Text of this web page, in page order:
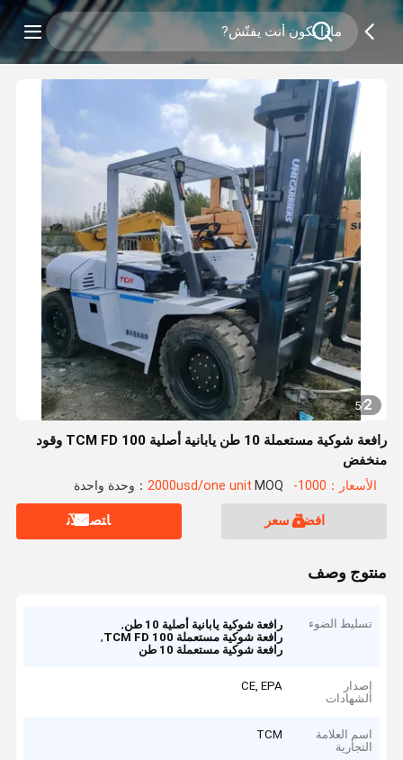
2
/
5
رافعة شوكية مستعملة 10 طن يابانية أصلية TCM FD 100 وقود
منخفض
الأسعار：1000-2000usd/one unit MOQ：وحدة واحدة
افضل سعر ﺎﺘﺼﻟ ﺍﻶﻧ
منتوج وصف
تسليط الضوء رافعة شوكية يابانية أصلية 10 طن
,
رافعة شوكية مستعملة TCM FD 100
,
رافعة شوكية مستعملة 10 طن
إصدار
الشهادات
CE, EPA
اسم العلامة
التجارية
TCM